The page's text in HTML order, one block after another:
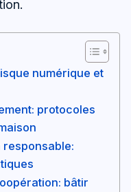
numérique et
protocoles
responsable:
bâtir